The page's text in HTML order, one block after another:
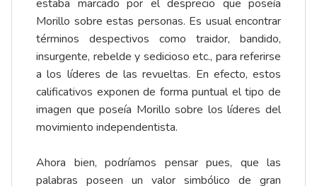
estaba marcado por el desprecio que poseía
Morillo sobre estas personas. Es usual encontrar
términos despectivos como traidor, bandido,
insurgente, rebelde y sedicioso etc., para referirse
a los líderes de las revueltas. En efecto, estos
calificativos exponen de forma puntual el tipo de
imagen que poseía Morillo sobre los líderes del
movimiento independentista.
Ahora bien, podríamos pensar pues, que las
palabras poseen un valor simbólico de gran